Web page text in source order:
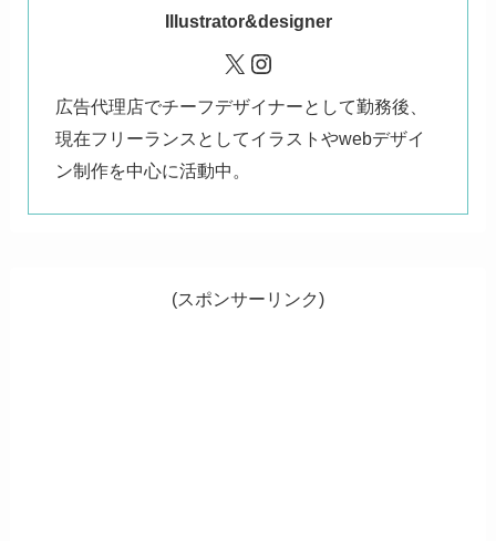
Illustrator&designer
X Instagram
広告代理店でチーフデザイナーとして勤務後、
現在フリーランスとしてイラストやwebデザイ
ン制作を中心に活動中。
(スポンサーリンク)